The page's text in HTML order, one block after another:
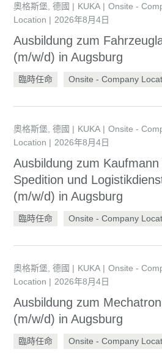
奧格斯堡, 德國 KUKA
Onsite -
Location
2026年8月4日
Ausbildung zum
(m/w/d) in Augsburg
臨時任命 Onsite - Company
奧格斯堡, 德國 KUKA
Onsite -
Location
2026年8月4日
Ausbildung zum
Spedition und
(m/w/d) in Augsburg
臨時任命 Onsite - Company
奧格斯堡, 德國 KUKA
Onsite -
Location
2026年8月4日
Ausbildung zum
(m/w/d) in Augsburg
臨時任命 Onsite - Company